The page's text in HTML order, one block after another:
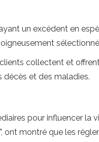
un excédent en
collectent et
décès et des maladies.
pour influencer la
ont montré que les